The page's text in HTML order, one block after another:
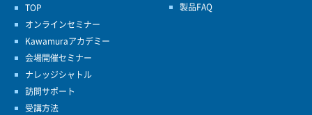
TOP
オンラインセミナー
Kawamuraアカデミー
会場開催セミナー
ナレッジシャトル
訪問サポート
受講方法
製品FAQ